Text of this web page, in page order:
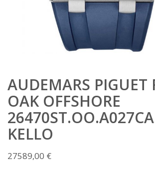
AUDEMARS PIGUET
OAK OFFSHORE
KELLO
27589,00 €